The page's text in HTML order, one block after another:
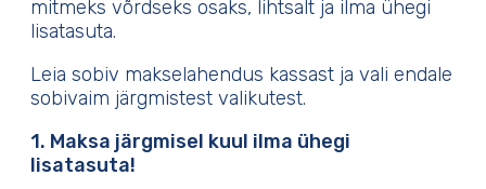
mitmeks võrdseks osaks, lihtsalt ja ilma ühegi
lisatasuta.
Leia sobiv makselahendus kassast ja vali endale
sobivaim järgmistest valikutest.
1. Maksa järgmisel kuul ilma ühegi
lisatasuta!